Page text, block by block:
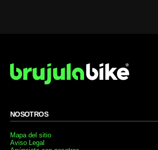
NOSOTROS
Mapa del sitio
Aviso Legal